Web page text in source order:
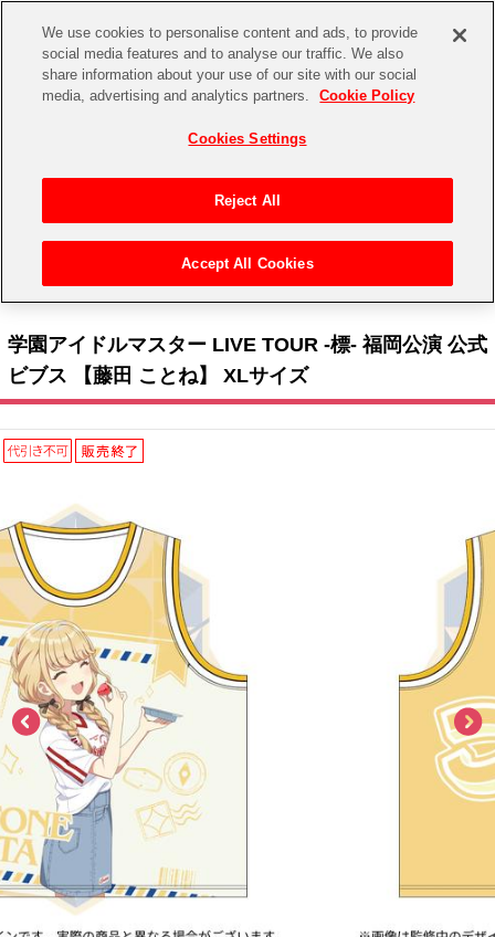
CHANNEL STORE EVENT
ゲーム 電子書籍
ASOBI TICKET
その他先行受付
プレミアム会員とは
アイドルマスターシリーズ
アイドルマスター
アイドルマスター SideM
アイドルマスター シャイニーカラーズ
プロジェクトアイマス ヴイアライヴ
テイルズ オブ シリーズ
電音部
鉄拳
太鼓の達人
ACE COMBAT
パックマン
ナムコクラシック
イベントグッズ
トイ・ホビー
アイドルマスター シリーズ>学園アイドルマスター
学園アイドルマスター LIVE TOUR -標- 福岡公演 公式
ビブス 【藤田 ことね】 XLサイズ
We use cookies to personalise content and ads, to provide
social media features and to analyse our traffic. We also
share information about your use of our site with our social
media, advertising and analytics partners.
Cookie Policy
Cookies Settings
Reject All
Accept All Cookies